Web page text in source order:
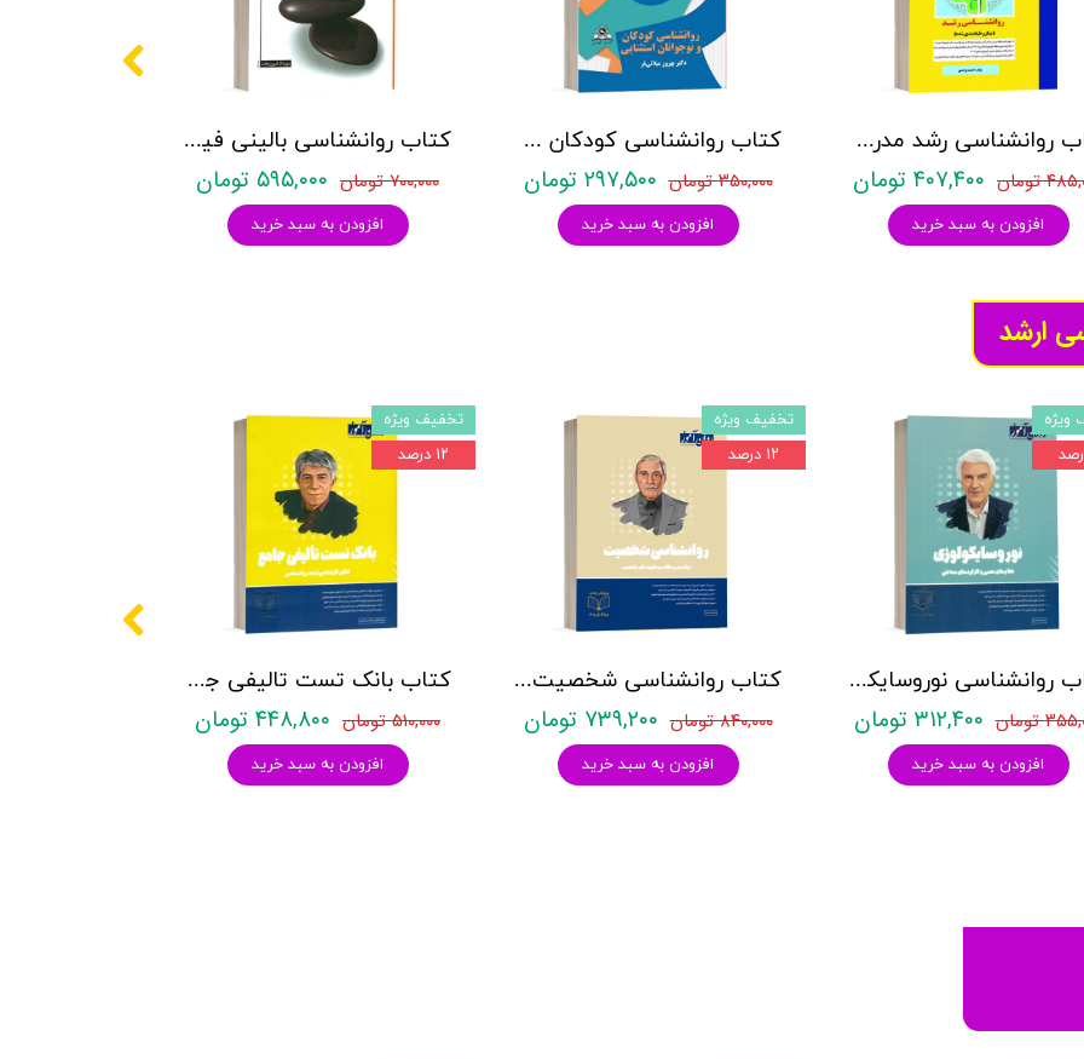
کتاب روانشناسی بالینی فیرس - پرینستین - نشر رشد
۷۰۰,۰۰۰ تومان ۵۹۵,۰۰۰ تومان
افزودن به سبد خرید
کتاب روانشناسی کودکان و نوجوانان استثنایی - میلانی فر - نشر قومس
۳۵۰,۰۰۰ تومان ۲۹۷,۵۰۰ تومان
افزودن به سبد خرید
کتاب روانشناسی رشد مدرسان شریف - تالیف اندیشه واحدی
تومان ۴۰۷,۴۰۰ تومان
افزودن به سبد خرید
کتاب بانک تست تالیفی جامع روان آموز
۵۱۰,۰۰۰ تومان ۴۴۸,۸۰۰ تومان
افزودن به سبد خرید
تخفیف ویژه
۱۲ درصد
کتاب روانشناسی شخصیت نشر روان آموز زهرا ساعدی
۸۴۰,۰۰۰ تومان ۷۳۹,۲۰۰ تومان
افزودن به سبد خرید
تخفیف ویژه
۱۲ درصد
کتاب روانشناسی نوروسایکولوژی نشر روان آموز حمیده نامداری
تومان ۳۱۲,۴۰۰ تومان
افزودن به سبد خرید
ویژه
ارشد